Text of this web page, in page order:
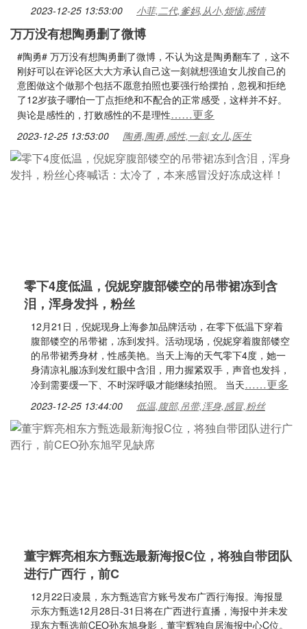
2023-12-25 13:53:00 小菲,二代,爹妈,从小,烦恼,感情
万万没有想陶勇删了微博
#陶勇# 万万没有想陶勇删了微博，不认为这是陶勇翻车了，这不
刚好可以在评论区大大方承认自己这一刻就想强迫女儿按自己的
意图做这个做那个包括不愿意拍照也要强行给摆拍，忽视和拒绝
了12岁孩子哪怕一丁点拒绝和不配合的正常感受，这样并不好。
舆论是感性的，打败感性的不是理性……更多
2023-12-25 13:53:00 陶勇,陶勇,感性,一刻,女儿,医生
零下4度低温，倪妮穿腹部镂空的吊带裙冻到含
泪，浑身发抖，粉丝
12月21日，倪妮现身上海参加品牌活动，在零下低温下穿着
腹部镂空的吊带裙，冻到发抖。活动现场，倪妮穿着腹部镂空
的吊带裙秀身材，性感美艳。当天上海的天气零下4度，她一
身清凉礼服冻到发红眼中含泪，用力握紧双手，声音也发抖，
冷到需要缓一下、不时深呼吸才能继续拍照。 当天……更多
2023-12-25 13:44:00 低温,腹部,吊带,浑身,感冒,粉丝
董宇辉亮相东方甄选最新海报C位，将独自带团队
进行广西行，前C
12月22日凌晨，东方甄选官方账号发布广西行海报。海报显
示东方甄选12月28日-31日将在广西进行直播，海报中并未发
现东方甄选前CEO孙东旭身影，董宇辉独自居海报中心C位。